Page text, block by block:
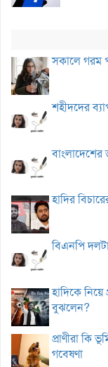
সকালে গরম
শহীদদের
হাদির
বিএনপি
হাদিকে
বুঝলেন?
প্রাণীরা কি
গবেষণা